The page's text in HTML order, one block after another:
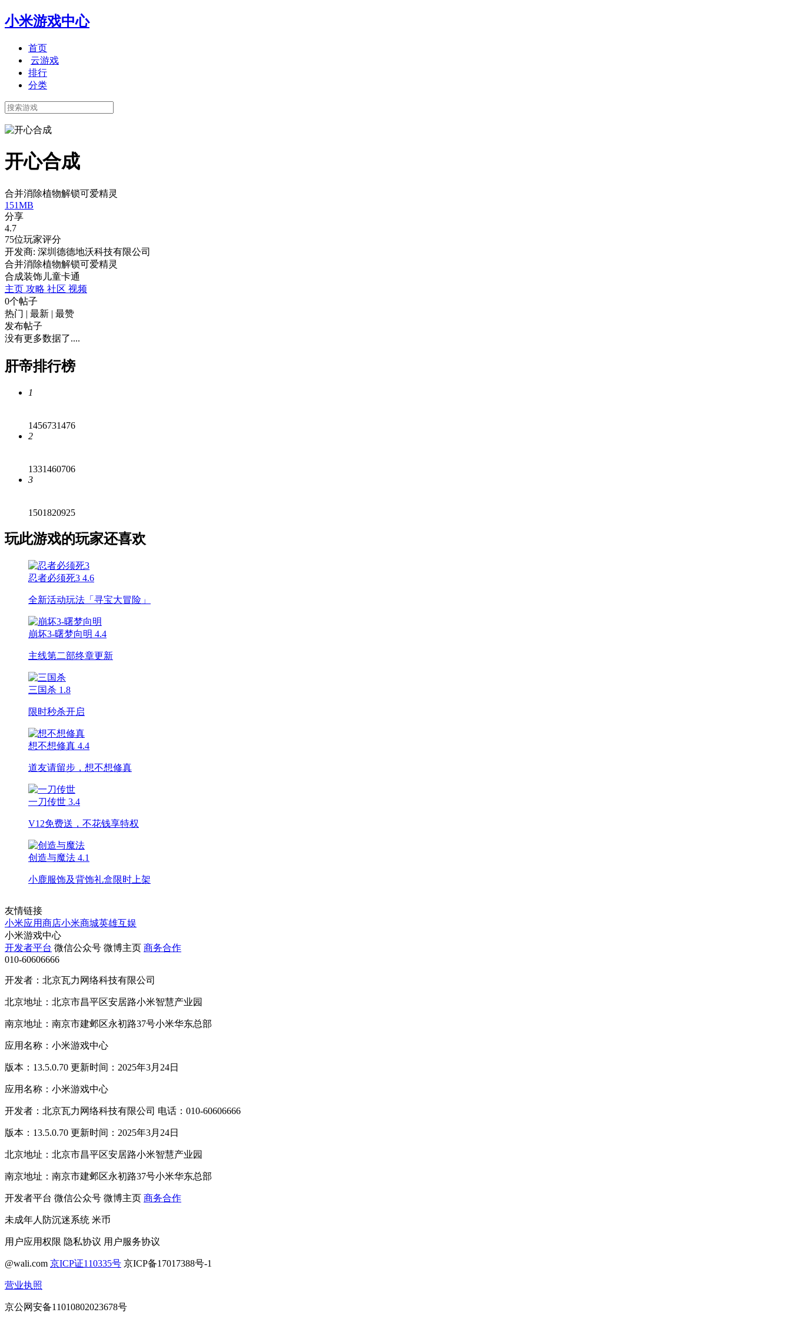
小米游戏中心
首页
云游戏
排行
分类
开心合成
合并消除植物解锁可爱精灵
151MB
分享
4.7
75位玩家评分
开发商: 深圳德德地沃科技有限公司
合并消除植物解锁可爱精灵
合成装饰 儿童卡通
主页 攻略 社区 视频
0个帖子
热门 | 最新 | 最赞
发布帖子
没有更多数据了....
肝帝排行榜
1
1456731476
2
1331460706
3
1501820925
玩此游戏的玩家还喜欢
忍者必须死3 4.6
全新活动玩法「寻宝大冒险」
崩坏3-曙梦向明 4.4
主线第二部终章更新
三国杀 1.8
限时秒杀开启
想不想修真 4.4
道友请留步，想不想修真
一刀传世 3.4
V12免费送，不花钱享特权
创造与魔法 4.1
小鹿服饰及背饰礼盒限时上架
友情链接
小米应用商店小米商城英雄互娱
小米游戏中心
开发者平台 微信公众号 微博主页 商务合作
010-60606666
开发者：北京瓦力网络科技有限公司
北京地址：北京市昌平区安居路小米智慧产业园
南京地址：南京市建邺区永初路37号小米华东总部
应用名称：小米游戏中心
版本：13.5.0.70 更新时间：2025年3月24日
应用名称：小米游戏中心
开发者：北京瓦力网络科技有限公司 电话：010-60606666
版本：13.5.0.70 更新时间：2025年3月24日
北京地址：北京市昌平区安居路小米智慧产业园
南京地址：南京市建邺区永初路37号小米华东总部
开发者平台 微信公众号 微博主页 商务合作
未成年人防沉迷系统 米币
用户应用权限 隐私协议 用户服务协议
@wali.com 京ICP证110335号 京ICP备17017388号-1
营业执照
京公网安备11010802023678号